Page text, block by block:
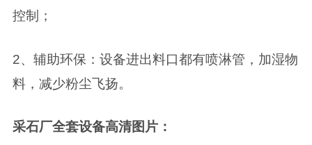
控制；
2、辅助环保：设备进出料口都有喷淋管，加湿物
料，减少粉尘飞扬。
采石厂全套设备高清图片：